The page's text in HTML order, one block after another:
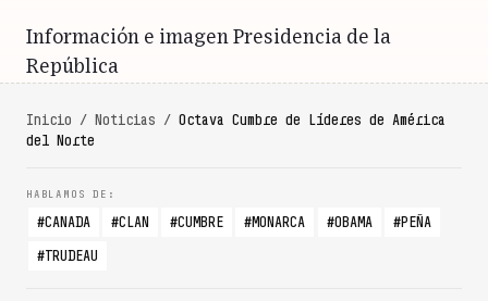
Información e imagen Presidencia de la
República
Inicio / Noticias / Octava Cumbre de Líderes de América
del Norte
CANADA CLAN CUMBRE MONARCA OBAMA
PEÑA
TRUDEAU